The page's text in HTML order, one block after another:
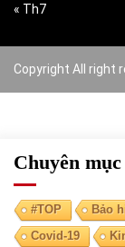
« Th7
Copyright All right
Chuyên mục
#TOP Bảo
Covid-19